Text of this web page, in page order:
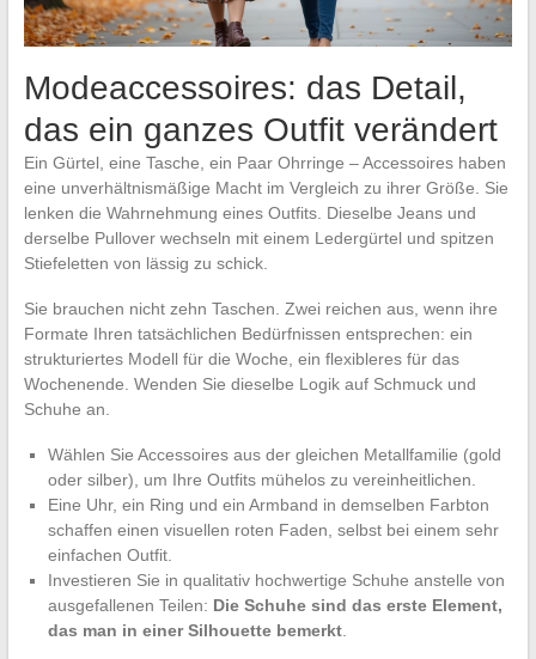
Modeaccessoires: das Detail,
das ein ganzes Outfit verändert
Ein Gürtel, eine Tasche, ein Paar Ohrringe – Accessoires haben
eine unverhältnismäßige Macht im Vergleich zu ihrer Größe. Sie
lenken die Wahrnehmung eines Outfits. Dieselbe Jeans und
derselbe Pullover wechseln mit einem Ledergürtel und spitzen
Stiefeletten von lässig zu schick.
Sie brauchen nicht zehn Taschen. Zwei reichen aus, wenn ihre
Formate Ihren tatsächlichen Bedürfnissen entsprechen: ein
strukturiertes Modell für die Woche, ein flexibleres für das
Wochenende. Wenden Sie dieselbe Logik auf Schmuck und
Schuhe an.
Wählen Sie Accessoires aus der gleichen Metallfamilie (gold
oder silber), um Ihre Outfits mühelos zu vereinheitlichen.
Eine Uhr, ein Ring und ein Armband in demselben Farbton
schaffen einen visuellen roten Faden, selbst bei einem sehr
einfachen Outfit.
Investieren Sie in qualitativ hochwertige Schuhe anstelle von
ausgefallenen Teilen: Die Schuhe sind das erste Element,
das man in einer Silhouette bemerkt.